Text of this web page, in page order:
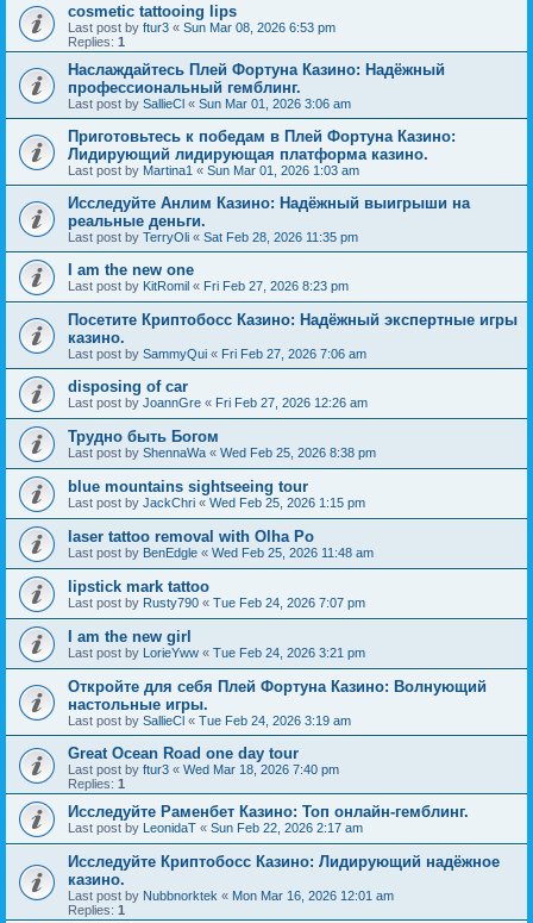
cosmetic tattooing lips
Last post by ftur3 « Sun Mar 08, 2026 6:53 pm
Replies: 1
Наслаждайтесь Плей Фортуна Казино: Надёжный
профессиональный гемблинг.
Last post by SallieCl « Sun Mar 01, 2026 3:06 am
Приготовьтесь к победам в Плей Фортуна Казино:
Лидирующий лидирующая платформа казино.
Last post by Martina1 « Sun Mar 01, 2026 1:03 am
Исследуйте Анлим Казино: Надёжный выигрыши на
реальные деньги.
Last post by TerryOli « Sat Feb 28, 2026 11:35 pm
I am the new one
Last post by KitRomil « Fri Feb 27, 2026 8:23 pm
Посетите Криптобосс Казино: Надёжный экспертные игры
казино.
Last post by SammyQui « Fri Feb 27, 2026 7:06 am
disposing of car
Last post by JoannGre « Fri Feb 27, 2026 12:26 am
Трудно быть Богом
Last post by ShennaWa « Wed Feb 25, 2026 8:38 pm
blue mountains sightseeing tour
Last post by JackChri « Wed Feb 25, 2026 1:15 pm
laser tattoo removal with Olha Po
Last post by BenEdgle « Wed Feb 25, 2026 11:48 am
lipstick mark tattoo
Last post by Rusty790 « Tue Feb 24, 2026 7:07 pm
I am the new girl
Last post by LorieYww « Tue Feb 24, 2026 3:21 pm
Откройте для себя Плей Фортуна Казино: Волнующий
настольные игры.
Last post by SallieCl « Tue Feb 24, 2026 3:19 am
Great Ocean Road one day tour
Last post by ftur3 « Wed Mar 18, 2026 7:40 pm
Replies: 1
Исследуйте Раменбет Казино: Топ онлайн-гемблинг.
Last post by LeonidaT « Sun Feb 22, 2026 2:17 am
Исследуйте Криптобосс Казино: Лидирующий надёжное
казино.
Last post by Nubbnorktek « Mon Mar 16, 2026 12:01 am
Replies: 1